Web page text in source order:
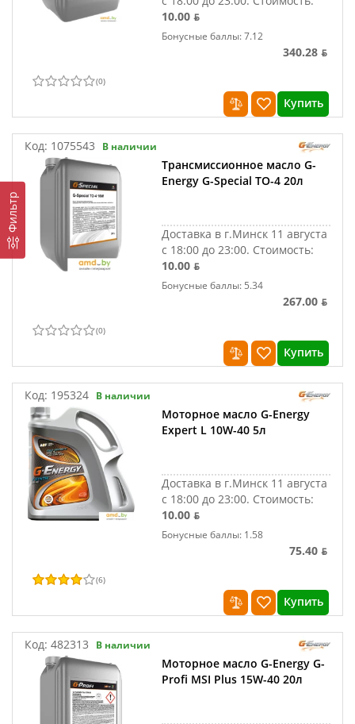
Фильтр
10.00 ƃ
Бонусные баллы: 7.12
340.28 ƃ
(0)
Купить
Код: 1075543 В наличии
Трансмиссионное масло G-
Energy G-Special TO-4 20л
Доставка в г.Минск 11 августа
с 18:00 до 23:00. Стоимость:
10.00 ƃ
Бонусные баллы: 5.34
267.00 ƃ
(0)
Купить
Код: 195324 В наличии
Моторное масло G-Energy
Expert L 10W-40 5л
Доставка в г.Минск 11 августа
с 18:00 до 23:00. Стоимость:
10.00 ƃ
Бонусные баллы: 1.58
75.40 ƃ
(6)
Купить
Код: 482313 В наличии
Моторное масло G-Energy G-
Profi MSI Plus 15W-40 20л